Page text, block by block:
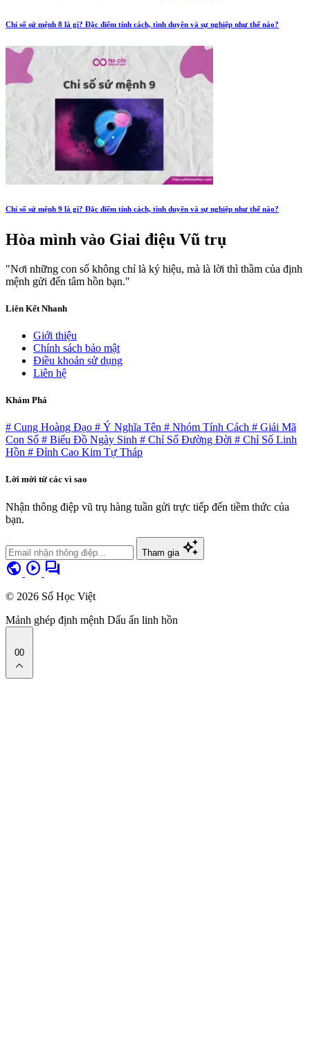
Chỉ số sứ mệnh 8 là gì? Đặc điểm tính cách, tình duyên và sự nghiệp như thế nào?
Chỉ số sứ mệnh 9 là gì? Đặc điểm tính cách, tình duyên và sự nghiệp như thế nào?
Hòa mình vào Giai điệu Vũ trụ
"Nơi những con số không chỉ là ký hiệu, mà là lời thì thầm của định
mệnh gửi đến tâm hồn bạn."
Liên Kết Nhanh
Giới thiệu
Chính sách bảo mật
Điều khoản sử dụng
Liên hệ
Khám Phá
# Cung Hoàng Đạo # Ý Nghĩa Tên # Nhóm Tính Cách # Giải Mã
Con Số # Biểu Đồ Ngày Sinh # Chỉ Số Đường Đời # Chỉ Số Linh
Hồn # Đỉnh Cao Kim Tự Tháp
Lời mời từ các vì sao
Nhận thông điệp vũ trụ hàng tuần gửi trực tiếp đến tiềm thức của
bạn.
Tham gia auto_awesome
public play_circle forum
© 2026 Số Học Việt
Mảnh ghép định mệnh Dấu ấn linh hồn
00
expand_less